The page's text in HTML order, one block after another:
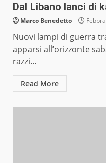
Dal Libano lanci di
Marco Benedetto
Nuovi lampi di guerra
apparsi all’orizzonte
razzi...
Read More